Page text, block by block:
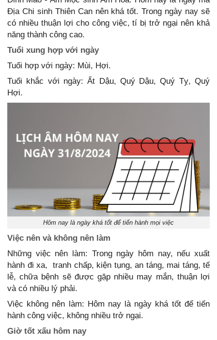
Địa Chi sinh Thiên Can nên khá tốt. Trong ngày nay sẽ
có nhiều thuận lợi cho công việc, tí bị trở ngại nên khả
năng thành công cao.
Tuổi xung hợp với ngày
Tuổi hợp với ngày: Mùi, Hợi.
Tuổi khắc với ngày: Ất Dậu, Quý Dậu, Quý Tỵ, Quý
Hợi.
Hôm nay là ngày khá tốt để tiến hành mọi việc
Việc nên và không nên làm
Những việc nên làm: Trong ngày hôm nay, nếu xuất
hành đi xa, tranh chấp, kiện tụng, an táng, mai táng, tế
lễ, chữa bệnh sẽ được gặp nhiều may mắn, thuận lợi
và có nhiều lý phải.
Việc không nên làm: Hôm nay là ngày khá tốt để tiến
hành công việc, không nhiều trở ngại.
Giờ tốt xấu hôm nay